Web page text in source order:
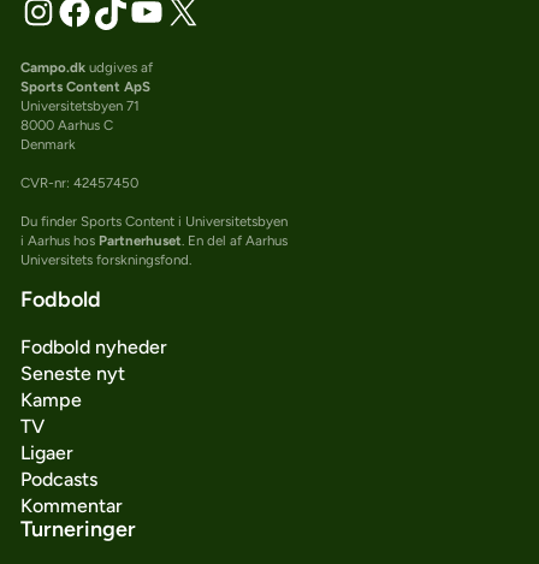
Campo.dkudgives af
Sports Content ApS
Universitetsbyen 71
8000 Aarhus C
Denmark
CVR-nr: 42457450
Du finder Sports Content i Universitetsbyen
i Aarhus hos Partnerhuset. En del af Aarhus
Universitets forskningsfond.
Fodbold
Fodbold nyheder
Seneste nyt
Kampe
TV
Ligaer
Podcasts
Kommentar
Turneringer